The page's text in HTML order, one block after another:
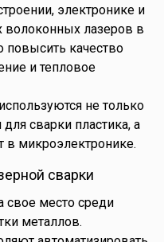
электронике и
лазеров в
повысить качество
и тепловое
не только
сварки пластика, а
в микроэлектронике.
сварки
свое место среди
металлов.